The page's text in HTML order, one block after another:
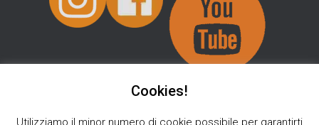
Cookies!
Utilizziamo il minor numero di cookie possibile per garantirti